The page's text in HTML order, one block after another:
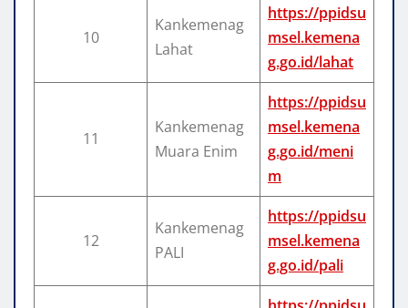
10
Kankemenag
Lahat
https://ppidsu
msel.kemena
g.go.id/lahat
11
Kankemenag
Muara Enim
https://ppidsu
msel.kemena
g.go.id/meni
m
12
Kankemenag
PALI
https://ppidsu
msel.kemena
g.go.id/pali